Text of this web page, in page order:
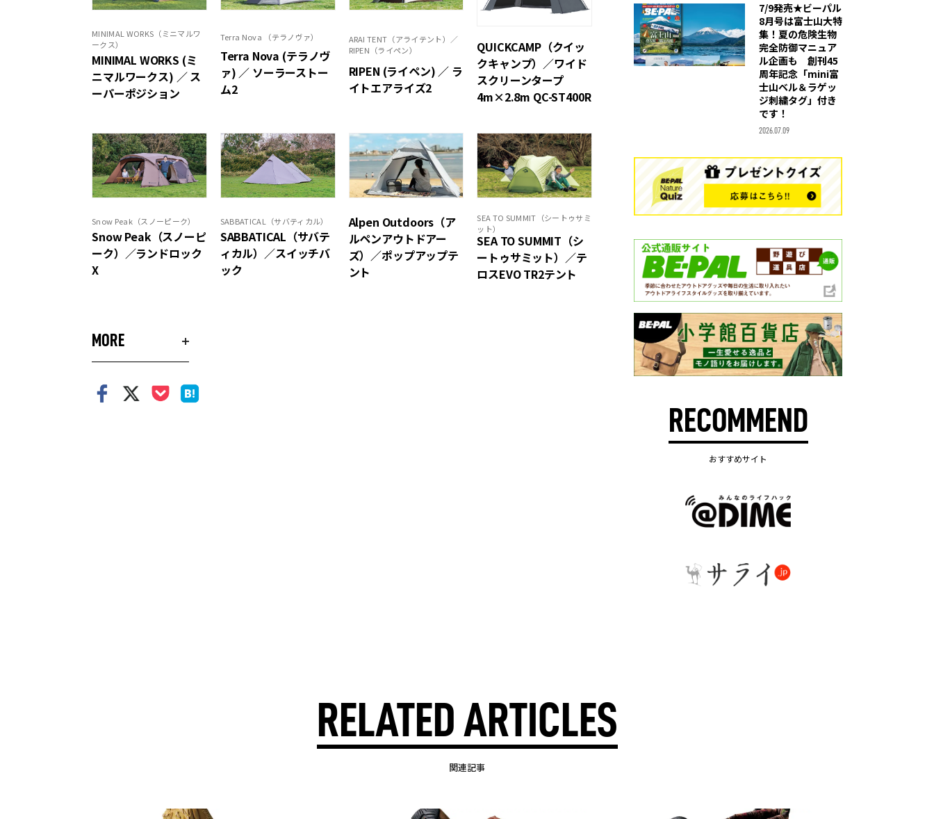
MINIMAL WORKS（ミニマルワ
ークス）
MINIMAL WORKS (ミ
ニマルワークス) ／ ス
ーパーポジション
Terra Nova （テラノヴァ）
Terra Nova (テラノヴ
ァ) ／ ソーラーストー
ム2
ARAI TENT（アライテント）／
RIPEN（ライペン）
RIPEN (ライペン) ／ ラ
イトエアライズ2
QUICKCAMP（クイッ
クキャンプ）／ワイド
スクリーンタープ
4m×2.8m QC-ST400R
Snow Peak（スノーピーク）
Snow Peak（スノーピ
ーク）／ランドロック
X
SABBATICAL（サバティカル）
SABBATICAL（サバテ
ィカル）／スイッチバ
ック
Alpen Outdoors（ア
ルペンアウトドアー
ズ）／ポップアップテ
ント
SEA TO SUMMIT（シートゥサミ
ット）
SEA TO SUMMIT（シ
ートゥサミット）／テ
ロスEVO TR2テント
MORE
7/9発売★ビーパル
8月号は富士山大特
集！夏の危険生物
完全防御マニュア
ル企画も 創刊45
周年記念「mini富
士山ベル＆ラゲッ
ジ刺繍タグ」付き
です！
2026.07.09
RECOMMEND
おすすめサイト
RELATED ARTICLES
関連記事